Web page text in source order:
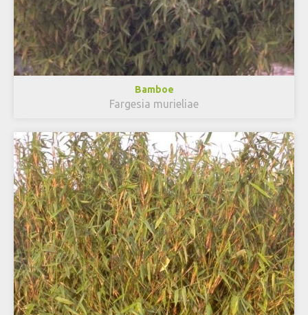
Bamboe
Fargesia murieliae